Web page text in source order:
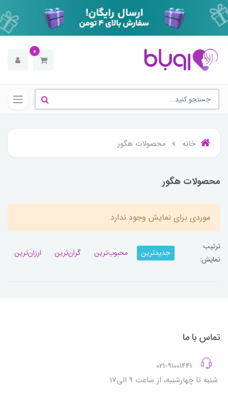
0
خانه محصولات هگور
محصولات هگور
موردی برای نمایش وجود ندارد.
ترتیب
نمایش:
جدیدترین محبوب‌ترین گران‌ترین ارزان‌ترین
تماس با ما
شنبه تا چهارشنبه، از ساعت 9 الی17